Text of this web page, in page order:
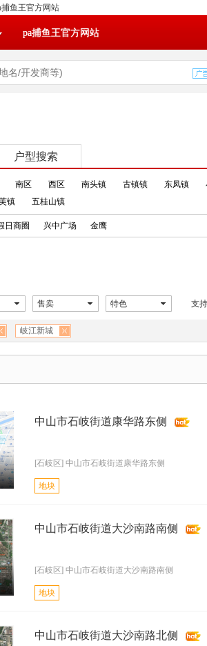
鱼王官方网站
pa捕鱼王官方网站
户型搜索
南区 西区 南头镇 古镇镇 东凤镇
镇 五桂山镇
日商圈 兴中广场 金鹰
售卖 特色 支
岐江新城
中山市石岐街道康华路东侧
[石岐区] 中山市石岐街道康华路东侧
地块
中山市石岐街道大沙南路南侧
[石岐区] 中山市石岐街道大沙南路南侧
地块
中山市石岐街道大沙南路北侧